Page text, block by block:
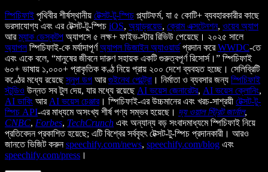
স্পিচিফাই পৃথিবীর শীর্ষস্থানীয় টেক্সট-টু-স্পিচ প্ল্যাটফর্ম, যা ৫ কোটি+ ব্যবহারকারীর কাছে
ভরসাযোগ্য এবং এর টেক্সট-টু-স্পিচ iOS, অ্যান্ড্রয়েড, ক্রোম এক্সটেনশন, ওয়েব অ্যাপ
আরম্যাক ডেস্কটপ অ্যাপসে ৫ লক্ষ+ ফাইভ-স্টার রিভিউ পেয়েছে। ২০২৫ সালে
অ্যাপলস্পিচিফাই-কে মর্যাদাপূর্ণঅ্যাপল ডিজাইন অ্যাওয়ার্ড প্রদান করেWWDC-তে
এবং একে বলে, “মানুষের জীবনে দারুণ সহায়ক একটি গুরুত্বপূর্ণ রিসোর্স।” স্পিচিফাই
৬০+ ভাষায় ১,০০০+ প্রাকৃতিক কণ্ঠ নিয়ে প্রায় ২০০ দেশে ব্যবহৃত হচ্ছে। সেলিব্রিটি
কণ্ঠের মধ্যে রয়েছেস্নুপ ডগ আরগুইনেথ পেল্ট্রো । নির্মাতা ও ব্যবসার জন্য স্পিচিফাই
স্টুডিও উন্নত সব টুল দেয়, যার মধ্যে রয়েছে AI ভয়েস জেনারেটর, AI ভয়েস ক্লোনিং,
AI ডাবিং আর AI ভয়েস চেঞ্জার। স্পিচিফাই-এর উচ্চমানের এবং খরচ-সাশ্রয়ী টেক্সট-টু-
স্পিচ API-এর মাধ্যমে অসংখ্য শীর্ষ পণ্য সম্ভব হয়েছে। দ্য ওয়াল স্ট্রিট জার্নাল,
CNBC, Forbes, TechCrunch এবং অন্যান্য বড় সংবাদমাধ্যমে স্পিচিফাই নিয়ে
প্রতিবেদন প্রকাশিত হয়েছে; এটি বিশ্বের সর্ববৃহৎ টেক্সট-টু-স্পিচ প্রদানকারী। আরও
জানতে ভিজিট করুনspeechify.com/news, speechify.com/blog এবং
speechify.com/press ।